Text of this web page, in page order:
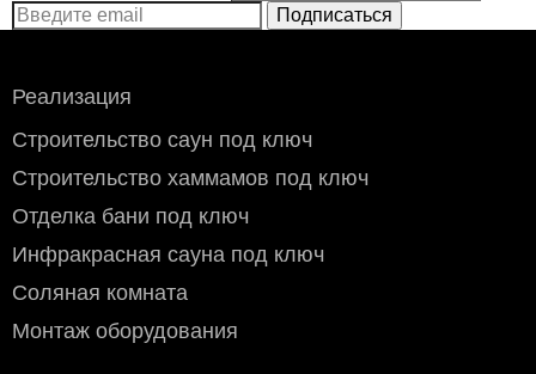
Подписаться
Реализация
Строительство саун под ключ
Строительство хаммамов под ключ
Отделка бани под ключ
Инфракрасная сауна под ключ
Соляная комната
Монтаж оборудования